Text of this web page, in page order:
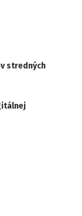
stredných